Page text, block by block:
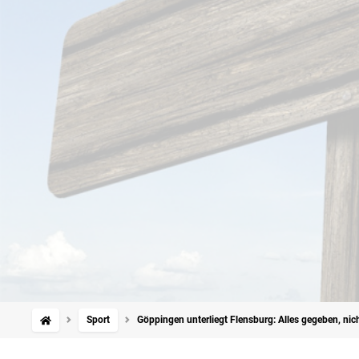
Sport Göppingen unterliegt Flensburg: Alles gegeben,